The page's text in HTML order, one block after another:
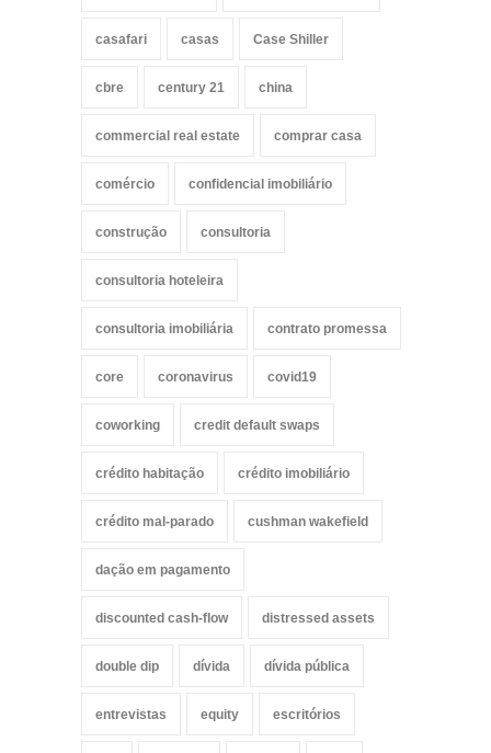
casafari casas Case Shiller
cbre century 21 china
commercial real estate comprar casa
comércio confidencial imobiliário
construção consultoria
consultoria hoteleira
consultoria imobiliária contrato promessa
core coronavirus covid19
coworking credit default swaps
crédito habitação crédito imobiliário
crédito mal-parado cushman wakefield
dação em pagamento
discounted cash-flow distressed assets
double dip dívida dívida pública
entrevistas equity escritórios